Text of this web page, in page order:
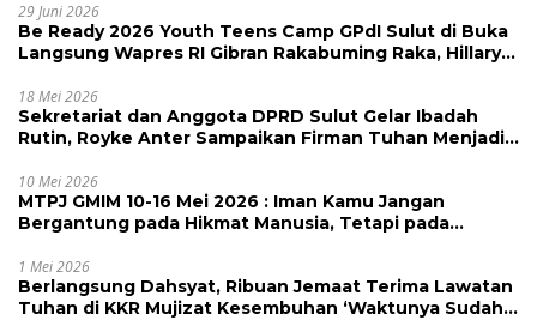
29 Juni 2026
Be Ready 2026 Youth Teens Camp GPdI Sulut di Buka
Langsung Wapres RI Gibran Rakabuming Raka, Hillary
18 Mei 2026
Sekretariat dan Anggota DPRD Sulut Gelar Ibadah
Rutin, Royke Anter Sampaikan Firman Tuhan Menjadi
10 Mei 2026
MTPJ GMIM 10-16 Mei 2026 : Iman Kamu Jangan
Bergantung pada Hikmat Manusia, Tetapi pada
1 Mei 2026
Berlangsung Dahsyat, Ribuan Jemaat Terima Lawatan
Tuhan di KKR Mujizat Kesembuhan ‘Waktunya Sudah